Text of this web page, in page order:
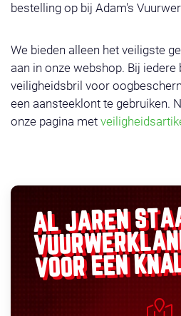
bestelling op bij Adam's
We bieden alleen het veiligste
aan in onze webshop. Bij iedere
veiligheidsbril voor
een aansteeklont te gebruiken.
onze pagina met
AL JAREN
VOOR EEN